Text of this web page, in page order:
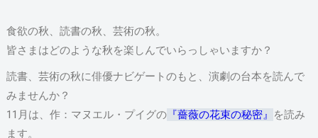
食欲の秋、読書の秋、芸術の秋。
皆さまはどのような秋を楽しんでいらっしゃいますか？
読書、芸術の秋に俳優ナビゲートのもと、演劇の台本を読んで
みませんか？
11月は、作：マヌエル・プイグの『薔薇の花束の秘密』
を読み
ます。